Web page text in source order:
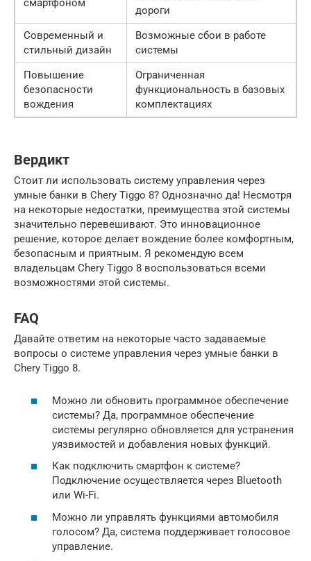
смартфоном
дороги
Современный и
стильный дизайн
Возможные сбои в работе
системы
Повышение
безопасности
вождения
Ограниченная
функциональность в базовых
комплектациях
Вердикт
Стоит ли использовать систему управления через
умные банки в Chery Tiggo 8? Однозначно да! Несмотря
на некоторые недостатки, преимущества этой системы
значительно перевешивают. Это инновационное
решение, которое делает вождение более комфортным,
безопасным и приятным. Я рекомендую всем
владельцам Chery Tiggo 8 воспользоваться всеми
возможностями этой системы.
FAQ
Давайте ответим на некоторые часто задаваемые
вопросы о системе управления через умные банки в
Chery Tiggo 8.
Можно ли обновить программное обеспечение
системы? Да, программное обеспечение
системы регулярно обновляется для устранения
уязвимостей и добавления новых функций.
Как подключить смартфон к системе?
Подключение осуществляется через Bluetooth
или Wi-Fi.
Можно ли управлять функциями автомобиля
голосом? Да, система поддерживает голосовое
управление.